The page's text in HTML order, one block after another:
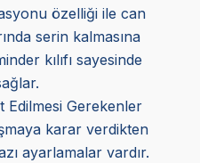
özelliği ile can
serin kalmasına
kılıfı sayesinde
Edilmesi Gerekenler
karar verdikten
ayarlamalar vardır.